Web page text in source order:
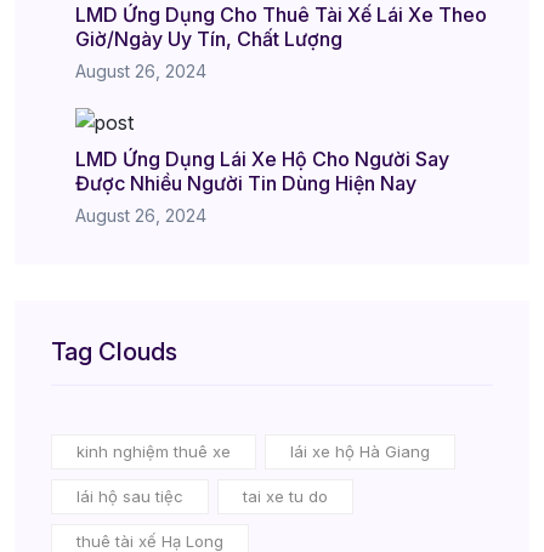
LMD Ứng Dụng Cho Thuê Tài Xế Lái Xe Theo
Giờ/Ngày Uy Tín, Chất Lượng
August 26, 2024
LMD Ứng Dụng Lái Xe Hộ Cho Người Say
Được Nhiều Người Tin Dùng Hiện Nay
August 26, 2024
Tag Clouds
kinh nghiệm thuê xe lái xe hộ Hà Giang
lái hộ sau tiệc tai xe tu do
thuê tài xế Hạ Long